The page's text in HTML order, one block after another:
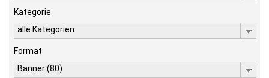
Kategorie
alle Kategorien
Format
Banner (80)